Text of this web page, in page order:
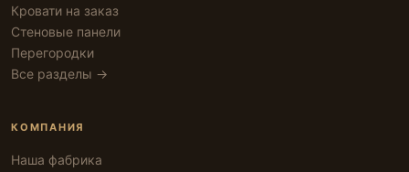
Кровати на заказ
Стеновые панели
Перегородки
Все разделы →
КОМПАНИЯ
Наша фабрика